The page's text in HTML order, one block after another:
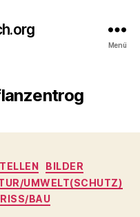
Menü
BILDER
UMWELT(SCHUTZ)
BAU